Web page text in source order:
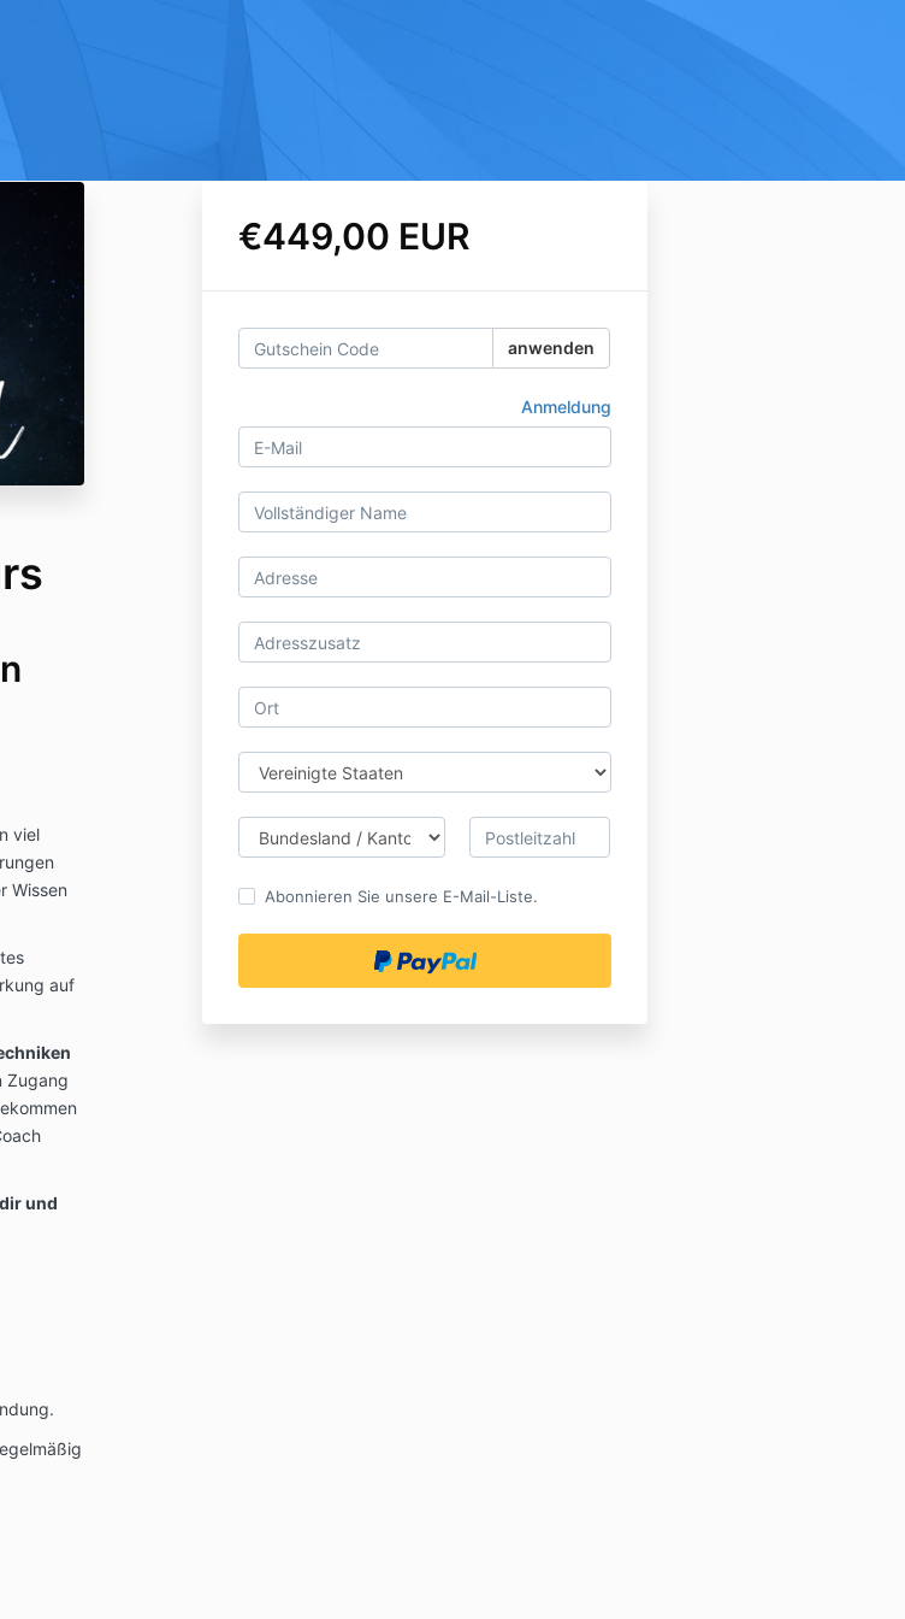
€449,00 EUR
anwenden
Anmeldung
Abonnieren Sie unsere E-Mail-Liste.
viel
Wissen
auf
Zugang
und